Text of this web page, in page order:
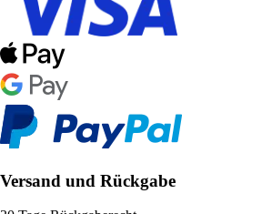
Versand und Rückgabe